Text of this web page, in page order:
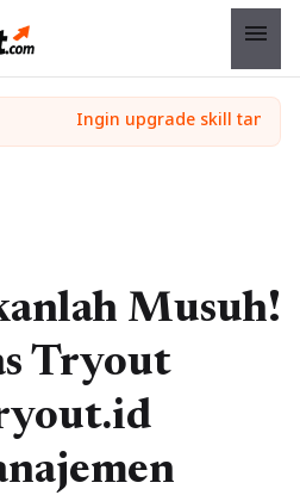
menu
Musuh!
Tryout